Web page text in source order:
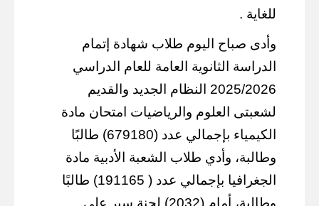
للغاية .
وأدى صباح اليوم طلاب شهادة إتمام
الدراسة الثانوية العامة للعام الدراسي
2025/2026 النظام الجديد والقديم
لشعبتى العلوم والرياضيات امتحان مادة
الكيمياء بإجمالي عدد (679180) طالبًا
وطالبة، وأدي طلاب الشعبة الأدبية مادة
الجغرافيا بإجمالي عدد ( 191165) طالبًا
وطالبة، أمام (2032) لجنة سير على